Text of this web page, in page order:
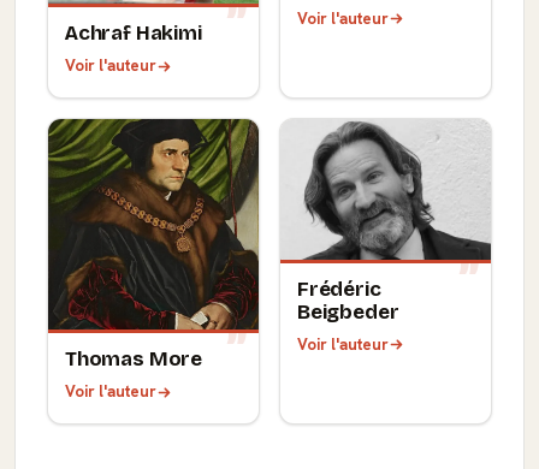
Achraf Hakimi
Voir l'auteur
Voir l'auteur
Thomas More
Voir l'auteur
Frédéric
Beigbeder
Voir l'auteur